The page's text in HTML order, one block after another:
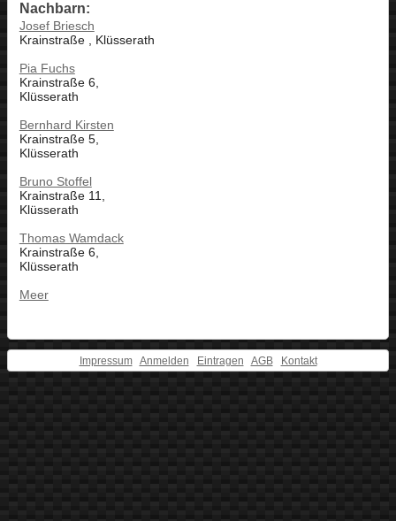
Nachbarn:
Josef Briesch
Krainstraße , Klüsserath
Pia Fuchs
Krainstraße 6,
Klüsserath
Bernhard Kirsten
Krainstraße 5,
Klüsserath
Bruno Stoffel
Krainstraße 11,
Klüsserath
Thomas Wamdack
Krainstraße 6,
Klüsserath
Meer
Impressum Anmelden Eintragen AGB Kontakt